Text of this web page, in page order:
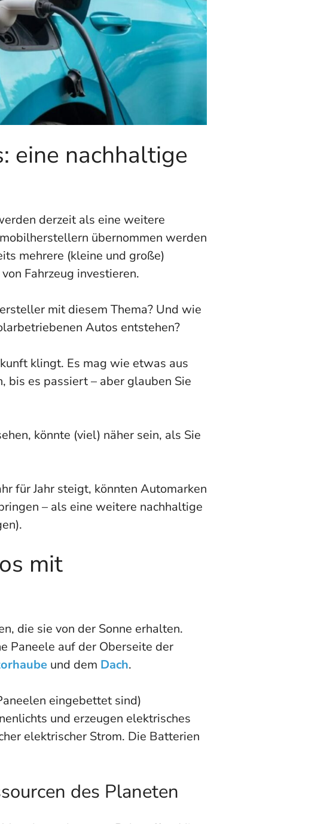
eine nachhaltige
derzeit als eine weitere
übernommen werden
mehrere (kleine und große)
Fahrzeug investieren.
mit diesem Thema? Und wie
Autos entstehen?
klingt. Es mag wie etwas aus
bis es passiert – aber glauben Sie
könnte (viel) näher sein, als Sie
für Jahr steigt, könnten Automarken
– als eine weitere nachhaltige
mit
die sie von der Sonne erhalten.
Paneele auf der Oberseite der
und dem Dach.
eingebettet sind)
und erzeugen elektrisches
elektrischer Strom. Die Batterien
des Planeten